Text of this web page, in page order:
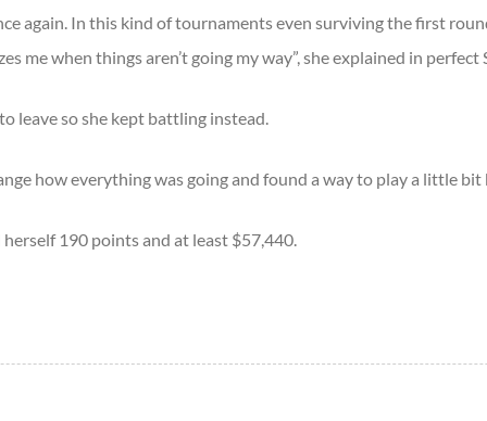
again. In this kind of tournaments even surviving the first
me when things aren’t going my way”, she explained in perfect
leave so she kept battling instead.
how everything was going and found a way to play a little bit
190 points and at least $57,440.